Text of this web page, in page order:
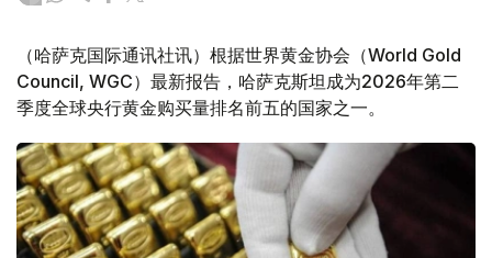
（哈萨克国际通讯社讯）根据世界黄金协会（World Gold
Council, WGC）最新报告，哈萨克斯坦成为2026年第二
季度全球央行黄金购买量排名前五的国家之一。